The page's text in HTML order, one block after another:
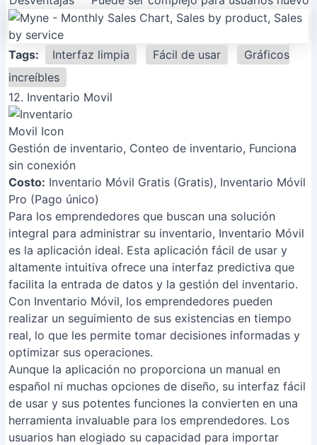
Tags: Interfaz limpia Fácil de usar
Gráficos
increíbles
12. Inventario Movil
Gestión de inventario, Conteo de inventario, Funciona
sin conexión
Costo: Inventario Móvil Gratis (Gratis), Inventario Móvil
Pro (Pago único)
Para los emprendedores que buscan una solución
integral para administrar su inventario, Inventario Móvil
es la aplicación ideal. Esta aplicación fácil de usar y
altamente intuitiva ofrece una interfaz predictiva que
facilita la entrada de datos y la gestión del inventario.
Con Inventario Móvil, los emprendedores pueden
realizar un seguimiento de sus existencias en tiempo
real, lo que les permite tomar decisiones informadas y
optimizar sus operaciones.
Aunque la aplicación no proporciona un manual en
español ni muchas opciones de diseño, su interfaz fácil
de usar y sus potentes funciones la convierten en una
herramienta invaluable para los emprendedores. Los
usuarios han elogiado su capacidad para importar